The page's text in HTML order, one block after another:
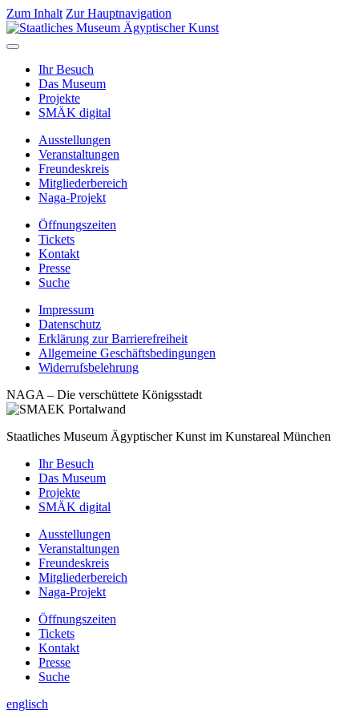
Zum Inhalt Zur Hauptnavigation
Ihr Besuch
Das Museum
Projekte
SMÄK digital
Ausstellungen
Veranstaltungen
Freundeskreis
Mitgliederbereich
Naga-Projekt
Öffnungszeiten
Tickets
Kontakt
Presse
Suche
Impressum
Datenschutz
Erklärung zur Barrierefreiheit
Allgemeine Geschäftsbedingungen
Widerrufsbelehrung
NAGA – Die verschüttete Königsstadt
Staatliches Museum Ägyptischer Kunst im Kunstareal München
Ihr Besuch
Das Museum
Projekte
SMÄK digital
Ausstellungen
Veranstaltungen
Freundeskreis
Mitgliederbereich
Naga-Projekt
Öffnungszeiten
Tickets
Kontakt
Presse
Suche
englisch